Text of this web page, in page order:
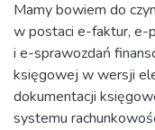
Mamy bowiem do
w postaci e-faktur, e-
i e-sprawozdań
księgowej w wersji
dokumentacji
systemu